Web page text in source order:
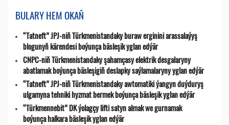
BULARY HEM OKAŇ
“Tatneft” JPJ-niň Türkmenistandaky buraw erginini arassalaýyş
blogunyň kärendesi boýunça bäsleşik yglan edýär
CNPC-niň Türkmenistandaky şahamçasy elektrik desgalaryny
abatlamak boýunça bäsleşigiň deslapky saýlamalaryny yglan edýär
“Tatneft” JPJ-niň Türkmenistandaky awtomatiki ýangyn duýduryş
ulgamyna tehniki hyzmat bermek boýunça bäsleşik yglan edýär
“Türkmennebit” DK ýolagçy lifti satyn almak we gurnamak
boýunça halkara bäsleşik yglan edýär